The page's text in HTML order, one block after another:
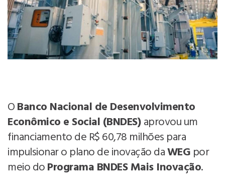
OBanco Nacional de Desenvolvimento
Econômico e Social (BNDES)aprovou um
financiamento de R$ 60,78 milhões para
impulsionar o plano de inovação daWEG por
meio doPrograma BNDES Mais Inovação.